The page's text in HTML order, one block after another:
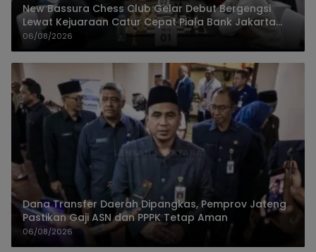
New Bassura Chess Club Gelar Debut Bergengsi
Lewat Kejuaraan Catur Cepat Piala Bank Jakarta
2026
06/08/2026
Dana Transfer Daerah Dipangkas, Pemprov Jateng
Pastikan Gaji ASN dan PPPK Tetap Aman
06/08/2026